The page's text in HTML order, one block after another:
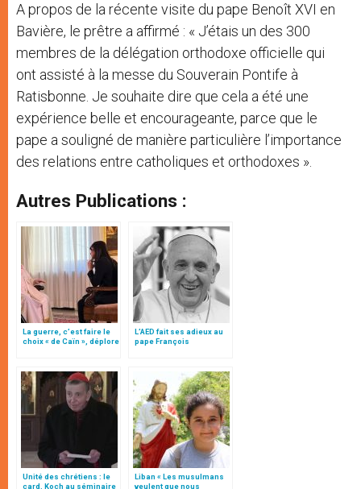
A propos de la récente visite du pape Benoît XVI en
Bavière, le prêtre a affirmé : « J’étais un des 300
membres de la délégation orthodoxe officielle qui
ont assisté à la messe du Souverain Pontife à
Ratisbonne. Je souhaite dire que cela a été une
expérience belle et encourageante, parce que le
pape a souligné de manière particulière l’importance
des relations entre catholiques et orthodoxes ».
Autres Publications :
La guerre, c’est faire le
choix « de Caïn », déplore
L’AED fait ses adieux au
pape François
Unité des chrétiens : le
card. Koch au séminaire
Liban « Les musulmans
veulent que nous